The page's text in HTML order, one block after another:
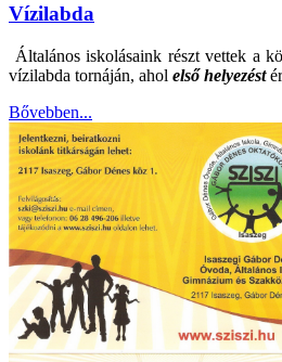
Vízilabda
Általános iskolásaink részt vettek a
vízilabda tornáján, ahol első helyezést
Bővebben...